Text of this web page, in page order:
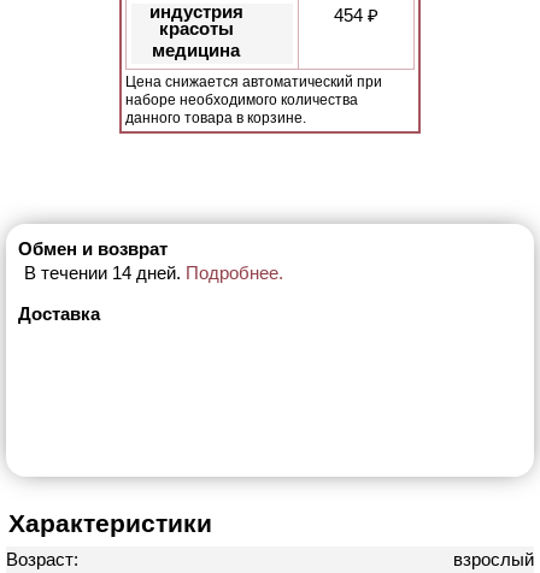
индустрия
красоты
медицина
454 ₽
Цена снижается автоматический при
наборе необходимого количества
данного товара в корзине.
Обмен и возврат
В течении 14 дней. Подробнее.
Доставка
Характеристики
Возраст:
взрослый